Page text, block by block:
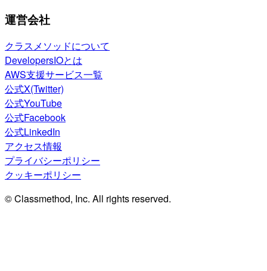
運営会社
クラスメソッドについて
DevelopersIOとは
AWS支援サービス一覧
公式X(Twitter)
公式YouTube
公式Facebook
公式LinkedIn
アクセス情報
プライバシーポリシー
クッキーポリシー
© Classmethod, Inc. All rights reserved.